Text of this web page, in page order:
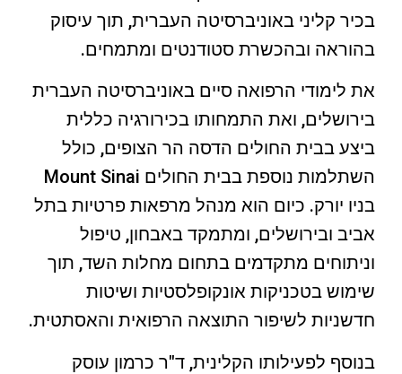
בכיר קליני באוניברסיטה העברית, תוך עיסוק
בהוראה ובהכשרת סטודנטים ומתמחים.
את לימודי הרפואה סיים באוניברסיטה העברית
בירושלים, ואת התמחותו בכירורגיה כללית
ביצע בבית החולים הדסה הר הצופים, כולל
השתלמות נוספת בבית החולים Mount Sinai
בניו יורק. כיום הוא מנהל מרפאות פרטיות בתל
אביב ובירושלים, ומתמקד באבחון, טיפול
וניתוחים מתקדמים בתחום מחלות השד, תוך
שימוש בטכניקות אונקופלסטיות ושיטות
חדשניות לשיפור התוצאה הרפואית והאסתטית.
בנוסף לפעילותו הקלינית, ד"ר כרמון עוסק